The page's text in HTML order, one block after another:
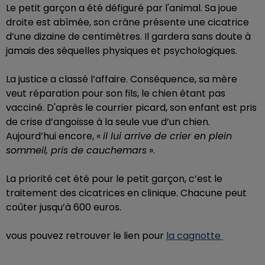
Le petit garçon a été défiguré par l'animal. Sa joue
droite est abîmée, son crâne présente une cicatrice
d’une dizaine de centimètres. Il gardera sans doute à
jamais des séquelles physiques et psychologiques.
La justice a classé l’affaire. Conséquence, sa mère
veut réparation pour son fils, le chien étant pas
vacciné. D'après le courrier picard, son enfant est pris
de crise d’angoisse à la seule vue d’un chien.
Aujourd’hui encore, «il lui arrive de crier en plein
sommeil, pris de cauchemars ».
La priorité cet été pour le petit garçon, c’est le
traitement des cicatrices en clinique. Chacune peut
coûter jusqu’à 600 euros.
vous pouvez retrouver le lien pour la cagnotte